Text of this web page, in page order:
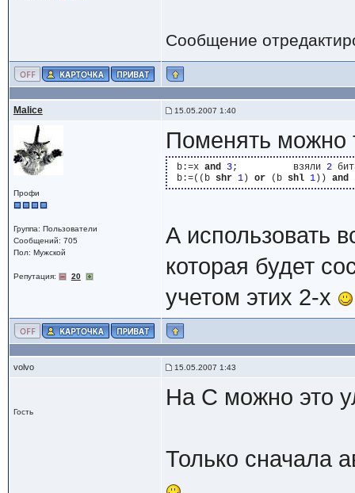
Сообщение
Malice 15.05.2007 1:40
Профи
Группа: Пользователи
Сообщений: 705
Пол: Мужской
Репутация: 20
Поменять можно
b:=x and 3;          взяли 2
b:=((b shr 1) or (b shl 1)) and
А использовать
которая будет
учетом этих 2-х
volvo 15.05.2007 1:43
Гость
На С можно это
Только сначала